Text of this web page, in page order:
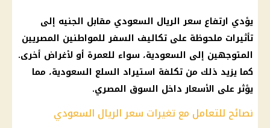
يؤدي ارتفاع سعر الريال السعودي مقابل الجنيه إلى
تأثيرات ملحوظة على تكاليف السفر للمواطنين المصريين
المتوجهين إلى السعودية، سواء للعمرة أو لأغراض أخرى.
كما يزيد ذلك من تكلفة استيراد السلع السعودية، مما
يؤثر على الأسعار داخل السوق المصري.
نصائح للتعامل مع تغيرات سعر الريال السعودي